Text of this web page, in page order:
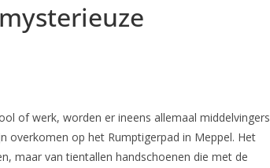
of werk, worden er ineens allemaal middelvingers
overkomen op het Rumptigerpad in Meppel. Het
maar van tientallen handschoenen die met de